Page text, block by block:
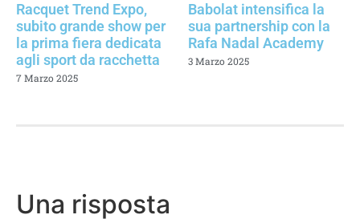
Racquet Trend Expo,
subito grande show per
la prima fiera dedicata
agli sport da racchetta
7 Marzo 2025
Babolat intensifica la
sua partnership con la
Rafa Nadal Academy
3 Marzo 2025
Una risposta